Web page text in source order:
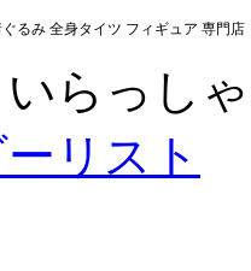
るみ 全身タイツ フィギュア 専門店
いらっし
リスト